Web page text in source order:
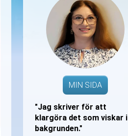
MIN SIDA
"Jag skriver för att
klargöra det som viskar i
bakgrunden."